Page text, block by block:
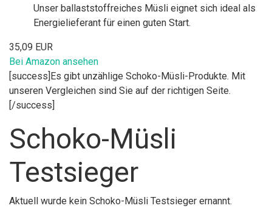
Unser ballaststoffreiches Müsli eignet sich ideal als
Energielieferant für einen guten Start.
35,09 EUR
Bei Amazon ansehen
[success]Es gibt unzählige Schoko-Müsli-Produkte. Mit
unseren Vergleichen sind Sie auf der richtigen Seite.
[/success]
Schoko-Müsli
Testsieger
Aktuell wurde kein Schoko-Müsli Testsieger ernannt.